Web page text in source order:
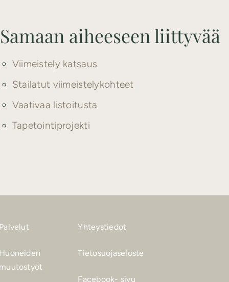
Samaan aiheeseen liittyvää
Viimeistely katsaus
Stailatut viimeistelykohteet
Vaativaa listoitusta
Tapetointiprojekti
Yhteystiedot
Tietosuojaseloste
Facebook- sivu